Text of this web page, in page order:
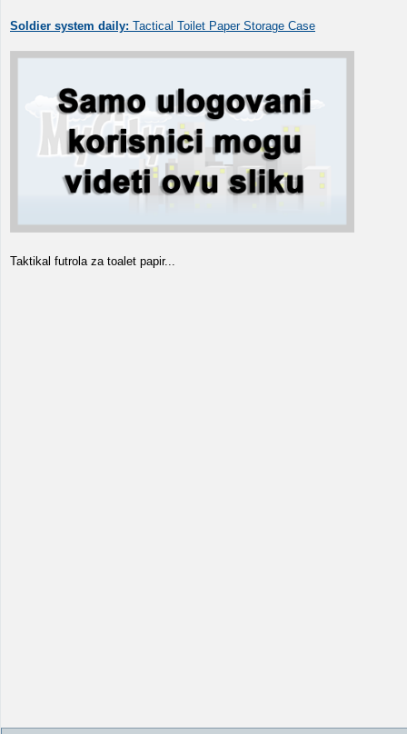
Soldier system daily: Tactical Toilet Paper Storage Case
Taktikal futrola za toalet papir...